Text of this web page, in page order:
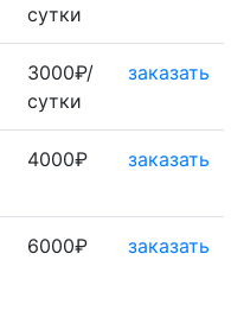
сутки
3000₽/
сутки
заказать
4000₽ заказать
6000₽ заказать